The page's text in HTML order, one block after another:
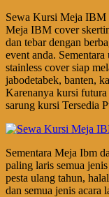
Sewa Kursi Meja IBM
Meja IBM cover
dan tebar dengan
event anda.
stainless cover siap
jabodetabek, banten,
Karenanya kursi futura
sarung kursi Tersedia
Sementara Meja Ibm
paling laris semua
pesta ulang tahun,
dan semua jenis acara